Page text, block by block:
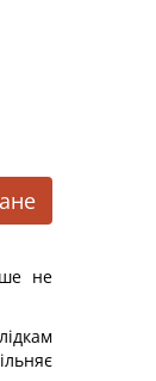
не